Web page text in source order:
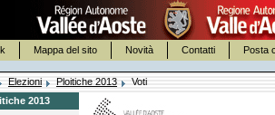
Mappa del sito Novità Contatti Posta
Elezioni Ploitiche 2013
Voti
2013